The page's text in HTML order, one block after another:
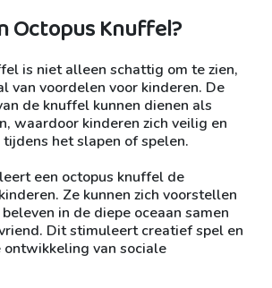
Octopus Knuffel?
is niet alleen schattig om te zien,
van voordelen voor kinderen. De
de knuffel kunnen dienen als
waardoor kinderen zich veilig en
het slapen of spelen.
een octopus knuffel de
Ze kunnen zich voorstellen
in de diepe oceaan samen
Dit stimuleert creatief spel en
van sociale